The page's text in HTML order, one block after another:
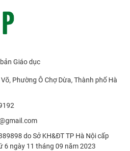
Giáo dục
Phường Ô Chợ Dừa, Thành phố Hà
do Sở KH&ĐT TP Hà Nội cấp
6 ngày 11 tháng 09 năm 2023